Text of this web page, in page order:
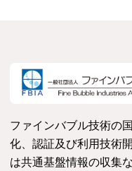
ファインバブル技術の
化、認証及び利用技術
は共通基盤情報の収集